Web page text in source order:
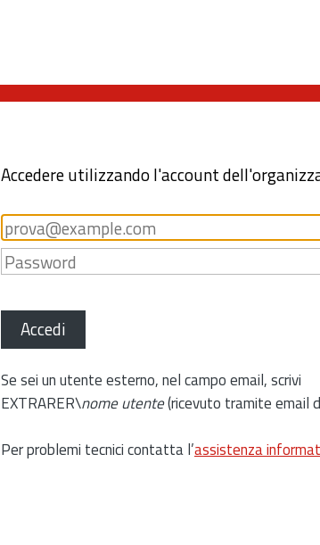
Accedere utilizzando l'account
Accedi
Se sei un utente esterno, nel campo email, scrivi
EXTRARER\nome utente(ricevuto tramite email
Per problemi tecnici contatta l’assistenza